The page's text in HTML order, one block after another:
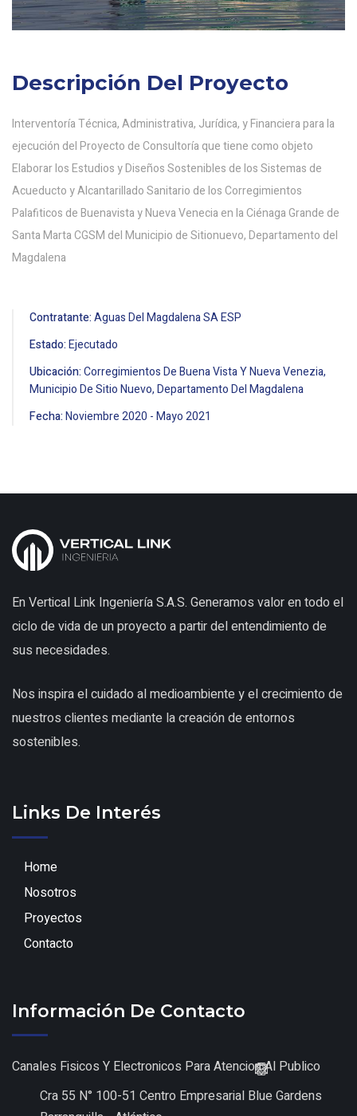
Descripción Del Proyecto
Interventoría Técnica, Administrativa, Jurídica, y Financiera para la
ejecución del Proyecto de Consultoría que tiene como objeto
Elaborar los Estudios y Diseños Sostenibles de los Sistemas de
Acueducto y Alcantarillado Sanitario de los Corregimientos
Palafiticos de Buenavista y Nueva Venecia en la Ciénaga Grande de
Santa Marta CGSM del Municipio de Sitionuevo, Departamento del
Magdalena
Contratante:Aguas Del Magdalena SA ESP
Estado:Ejecutado
Ubicación:Corregimientos De Buena Vista Y Nueva Venezia,
Municipio De Sitio Nuevo, Departamento Del Magdalena
Fecha:Noviembre2020 -Mayo2021
En Vertical Link Ingeniería S.A.S. Generamos valor en todo el
ciclo de vida de un proyecto a partir del entendimiento de
sus necesidades.
Nos inspira el cuidado al medioambiente y el crecimiento de
nuestros clientes mediante la creación de entornos
sostenibles.
Links De Interés
Home
Nosotros
Proyectos
Contacto
Información De Contacto
Canales Fisicos Y Electronicos Para Atencion Al Publico
Cra 55 N° 100-51 Centro Empresarial Blue Gardens